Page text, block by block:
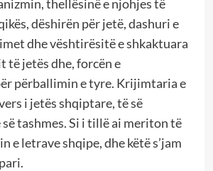
thellësinë e njohjes të
dëshirën për jetë, dashuri e
dhe vështirësitë e shkaktuara
të jetës dhe, forcën e
përballimin e tyre. Krijimtaria e
i jetës shqiptare, të së
tashmes. Si i tillë ai meriton të
e letrave shqipe, dhe këtë s’jam